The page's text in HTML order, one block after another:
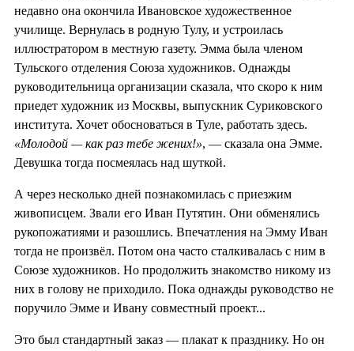
недавно она окончила Ивановское художественное
училище. Вернулась в родную Тулу, и устроилась
иллюстратором в местную газету. Эмма была членом
Тульского отделения Союза художников. Однажды
руководительница организации сказала, что скоро к ним
приедет художник из Москвы, выпускник Суриковского
института. Хочет обосноваться в Туле, работать здесь.
«Молодой — как раз тебе жених!», — сказала она Эмме.
Девушка тогда посмеялась над шуткой.
А через несколько дней познакомилась с приезжим
живописцем. Звали его Иван Путятин. Они обменялись
рукопожатиями и разошлись. Впечатления на Эмму Иван
тогда не произвёл. Потом она часто сталкивалась с ним в
Союзе художников. Но продолжить знакомство никому из
них в голову не приходило. Пока однажды руководство не
поручило Эмме и Ивану совместный проект...
Это был стандартный заказ — плакат к празднику. Но он